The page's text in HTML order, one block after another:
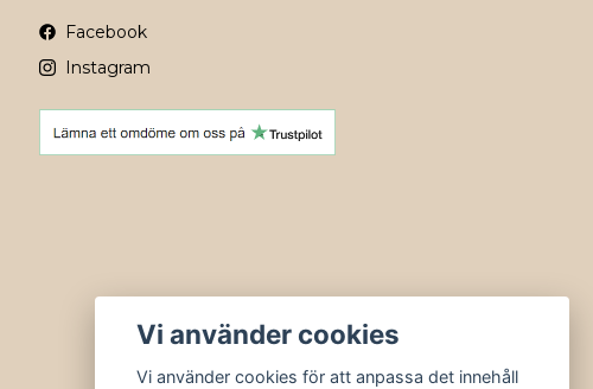
Facebook
Instagram
Vi använder cookies
Vi använder cookies för att anpassa det innehåll